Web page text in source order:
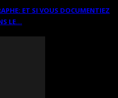
ET SI VOUS DOCUMENTIEZ
LE…